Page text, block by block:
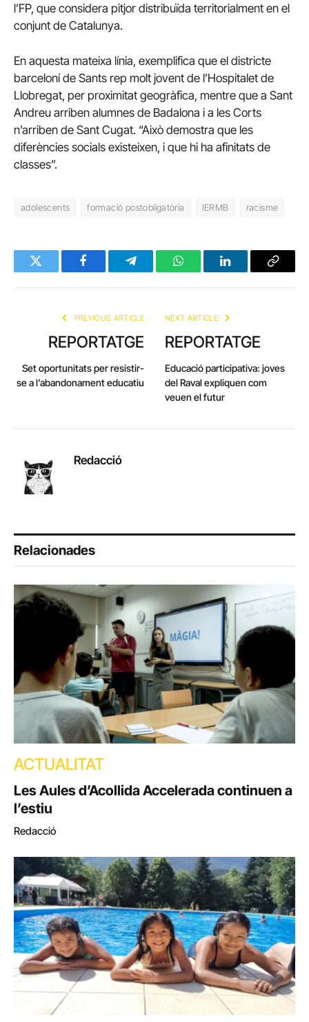
l’FP, que considera pitjor distribuïda territorialment en el
conjunt de Catalunya.
En aquesta mateixa línia, exemplifica que el districte
barceloní de Sants rep molt jovent de l’Hospitalet de
Llobregat, per proximitat geogràfica, mentre que a Sant
Andreu arriben alumnes de Badalona i a les Corts
n’arriben de Sant Cugat. “Això demostra que les
diferències socials existeixen, i que hi ha afinitats de
classes”.
adolescents formació postobligatòria IERMB racisme
Twitter FacebookTelegramWhatsAppLinkedInCopy
PREVIOUS ARTICLE
REPORTATGE
Set oportunitats per resistir-
se a l’abandonament educatiu
NEXT ARTICLE
REPORTATGE
Educació participativa: joves
del Raval expliquen com
veuen el futur
Redacció
Relacionades
ACTUALITAT
Les Aules d’Acollida Accelerada continuen a
l’estiu
Redacció